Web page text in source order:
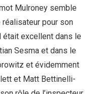
Mulroney semble
réalisateur pour son
était excellent dans le
Sesma et dans le
et évidemment
et Matt Bettinelli-